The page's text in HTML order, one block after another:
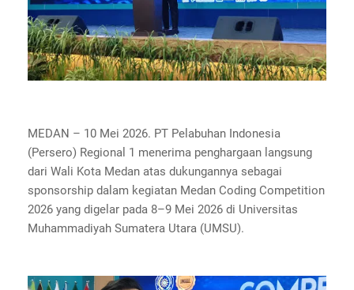
MEDAN – 10 Mei 2026. PT Pelabuhan Indonesia
(Persero) Regional 1 menerima penghargaan langsung
dari Wali Kota Medan atas dukungannya sebagai
sponsorship dalam kegiatan Medan Coding Competition
2026 yang digelar pada 8–9 Mei 2026 di Universitas
Muhammadiyah Sumatera Utara (UMSU).